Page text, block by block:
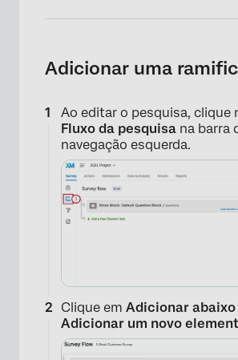
Adicionar uma
Ao editar o pesquisa, clique
Fluxo da pesquisa na barra
navegação esquerda.
Clique em Adicionar abaixo
Adicionar um novo